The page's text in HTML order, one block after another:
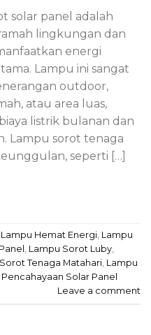
solar panel adalah
lingkungan dan
energi
Lampu ini sangat
outdoor,
atau area luas,
listrik bulanan dan
Lampu sorot tenaga
seperti […]
Lampu Hemat Energi, Lampu
, Lampu Sorot Luby,
Tenaga Matahari, Lampu
Pencahayaan Solar Panel
Leave a comment